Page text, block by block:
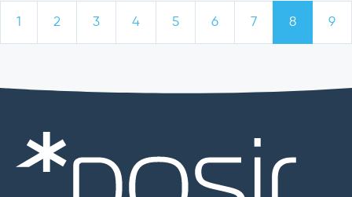
1 2 3 4 5 6 7 8 9